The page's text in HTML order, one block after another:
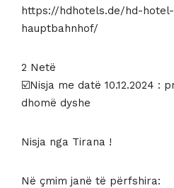
https://hdhotels.de/hd-
hauptbahnhof/
2 Netë
☑️Nisja me datë 10.12.2024 :
dhomë dyshe
Nisja nga Tirana !
Në çmim janë të përfshira: